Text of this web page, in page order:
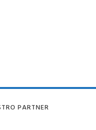
PARTNER